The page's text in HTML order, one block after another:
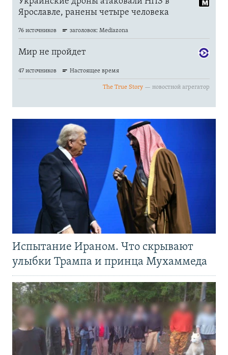
Испытание Ираном. Что скрывают
улыбки Трампа и принца Мухаммеда